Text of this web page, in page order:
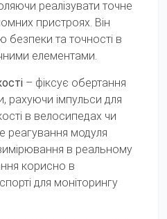
реалізувати точне
пристроях. Він
безпеки та точності в
елементами.
– фіксує обертання
рахуючи імпульси для
в велосипедах чи
реагування модуля
в реальному
корисно в
для моніторингу